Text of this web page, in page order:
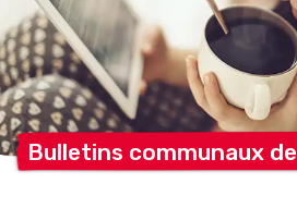
Bulletins communaux de